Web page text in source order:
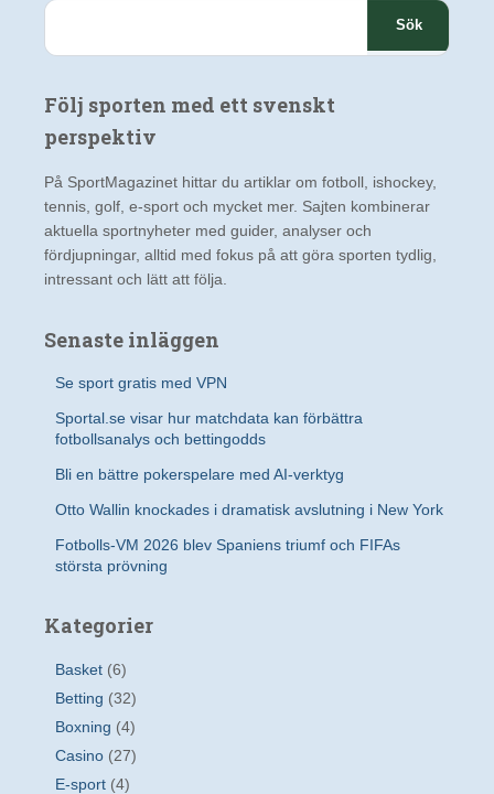
S
k
f
t
r
:
Följ sporten med ett svenskt
perspektiv
På SportMagazinet hittar du artiklar om fotboll, ishockey,
tennis, golf, e-sport och mycket mer. Sajten kombinerar
aktuella sportnyheter med guider, analyser och
fördjupningar, alltid med fokus på att göra sporten tydlig,
intressant och lätt att följa.
Senaste inläggen
Se sport gratis med VPN
Sportal.se visar hur matchdata kan förbättra
fotbollsanalys och bettingodds
Bli en bättre pokerspelare med AI-verktyg
Otto Wallin knockades i dramatisk avslutning i New York
Fotbolls-VM 2026 blev Spaniens triumf och FIFAs
största prövning
Kategorier
Basket (6)
Betting (32)
Boxning (4)
Casino (27)
E-sport (4)